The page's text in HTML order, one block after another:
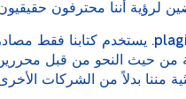
لرؤية أننا محترفون
نستخدم أقوى برامج كشف plagiarism. بهذه الطريقة، نضمن لك الحصول على عمل خالي من plagiarism. يستخدم كتابنا فقط مصادر
من حيث النحو من قبل
مننا بدلاً من الشركات